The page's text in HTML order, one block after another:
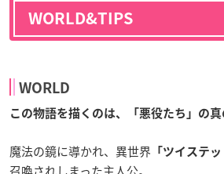
WORLD&TIPS
WORLD
この物語を描くのは、「悪役たち」の真
魔法の鏡に導かれ、異世界 「ツイステ